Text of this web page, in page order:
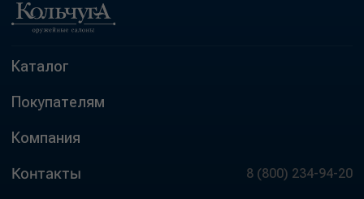
Каталог
Покупателям
Компания
Контакты 8 (800) 234-94-20